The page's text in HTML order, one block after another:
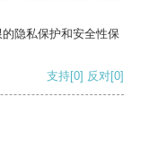
隐私保护和安全性保
支持[0] 反对[0]